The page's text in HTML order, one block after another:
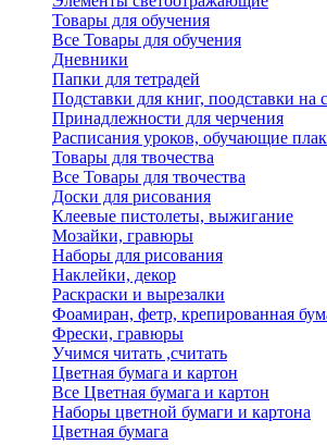
Товары для обучения
Все Товары для обучения
Дневники
Папки для тетрадей
Подставки для книг, поодставки на
Принадлежности для черчения
Расписания уроков, обучающие
Товары для твочества
Все Товары для твочества
Доски для рисования
Клеевые пистолеты, выжигание
Мозайки, гравюры
Наборы для рисования
Наклейки, декор
Раскраски и вырезалки
Фоамиран, фетр, крепированная
Фрески, гравюры
Учимся читать ,считать
Цветная бумага и картон
Все Цветная бумага и картон
Наборы цветной бумаги и картона
Цветная бумага